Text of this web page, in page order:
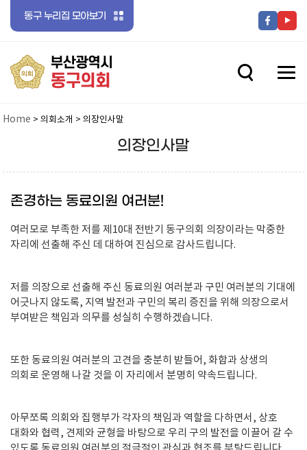
동구 누리집 모아보기
메뉴 열기
메뉴 열기
메뉴 열기
메뉴 열기
전체메뉴 닫기
Home > 의회소개 > 의장인사말
의장인사말
존경하는 동료의원 여러분!
여러모로 부족한 저를 제10대 전반기 동구의회 의장이라는 막중한
자리에 선출해 주신 데 대하여 진심으로 감사드립니다.
저를 의장으로 선출해 주신 동료의원 여러분과 구민 여러분의 기대에
어긋나지 않도록, 지역 발전과 구민의 복리 증진을 위해 의장으로서
부여받은 책임과 의무를 성실히 수행하겠습니다.
또한 동료의원 여러분의 고견을 충분히 받들어, 화합과 상생의
의회로 운영해 나갈 것을 이 자리에서 분명히 약속드립니다.
아무쪼록 의회와 집행부가 각자의 책임과 역할을 다하면서, 상호
대화와 협력, 견제와 균형을 바탕으로 우리 구의 발전을 이끌어 갈 수